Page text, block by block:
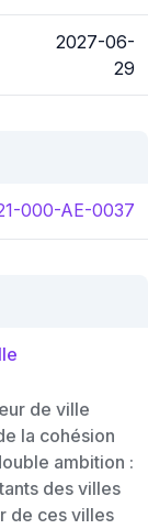
2027-06-
29
000-AE-0037
de ville
la cohésion
ambition :
des villes
de ces villes